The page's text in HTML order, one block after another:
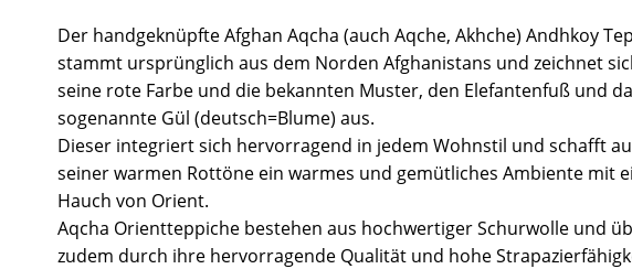
Der handgeknüpfte Afghan Aqcha (auch Aqche, Akhche) Andhkoy
stammt ursprünglich aus dem Norden Afghanistans und zeichnet
seine rote Farbe und die bekannten Muster, den Elefantenfuß und
sogenannte Gül (deutsch=Blume) aus.
Dieser integriert sich hervorragend in jedem Wohnstil und schafft
seiner warmen Rottöne ein warmes und gemütliches Ambiente mit
Hauch von Orient.
Aqcha Orientteppiche bestehen aus hochwertiger Schurwolle und
zudem durch ihre hervorragende Qualität und hohe